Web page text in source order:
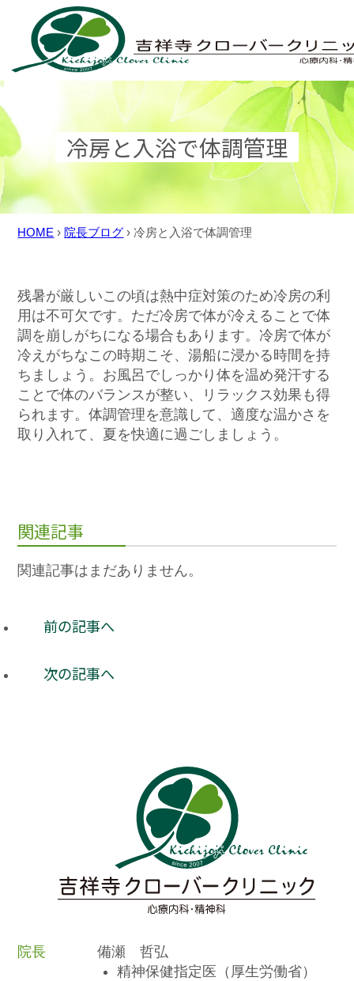
content
冷房と入浴で体調管理
HOME › 院長ブログ › 冷房と入浴で体調管理
残暑が厳しいこの頃は熱中症対策のため冷房の利
用は不可欠です。ただ冷房で体が冷えることで体
調を崩しがちになる場合もあります。冷房で体が
冷えがちなこの時期こそ、湯船に浸かる時間を持
ちましょう。お風呂でしっかり体を温め発汗する
ことで体のバランスが整い、リラックス効果も得
られます。体調管理を意識して、適度な温かさを
取り入れて、夏を快適に過ごしましょう。
関連記事
関連記事はまだありません。
前の記事へ
次の記事へ
院長
備瀬 哲弘
精神保健指定医（厚生労働省）